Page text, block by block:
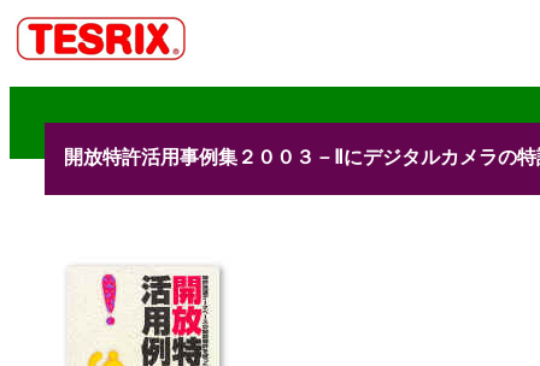
開放特許活用事例集２００３－Ⅱにデジタルカメラの